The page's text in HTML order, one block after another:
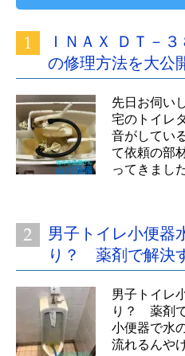
ＩＮＡＸ ＤＴ－
の修理方法を大公
先日お伺い
宅のトイレ
音がしてい
て依頼の部
ってきまし
男子トイレ小便
り？ 薬剤で解決
男子トイレ
り？ 薬剤
小便器で水
流れるんや